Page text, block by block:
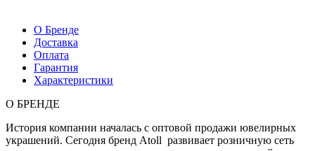
О Бренде
Доставка
Оплата
Гарантия
Характеристики
О БРЕНДЕ
История компании началась с оптовой продажи ювелирных
украшений. Сегодня бренд Atoll развивает розничную сеть